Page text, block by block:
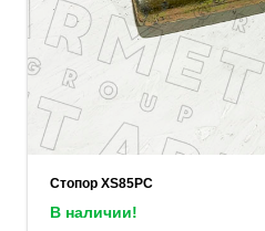
Стопор XS85PC
В наличии!
Прикрепите документацию (при
Add files